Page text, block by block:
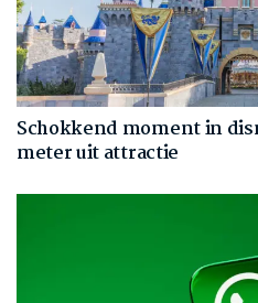
Schokkend moment in
meter uit attractie